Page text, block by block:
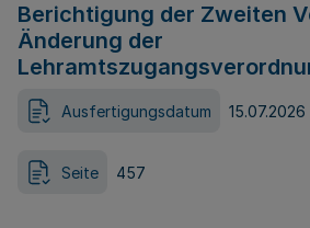
Berichtigung der Zweiten
Änderung der
Ausfertigungsdatum 15.07.2026
Seite 457